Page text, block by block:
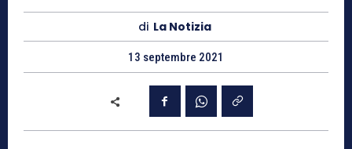
di La Notizia
13 septembre 2021